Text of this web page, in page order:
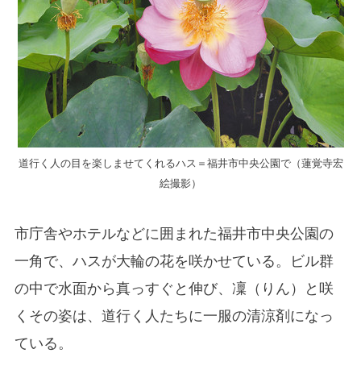
道行く人の目を楽しませてくれるハス＝福井市中央公園で（蓮覚寺宏
絵撮影）
市庁舎やホテルなどに囲まれた福井市中央公園の
一角で、ハスが大輪の花を咲かせている。ビル群
の中で水面から真っすぐと伸び、凜（りん）と咲
くその姿は、道行く人たちに一服の清涼剤になっ
ている。